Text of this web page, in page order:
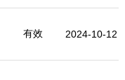
有效 2024-10-12